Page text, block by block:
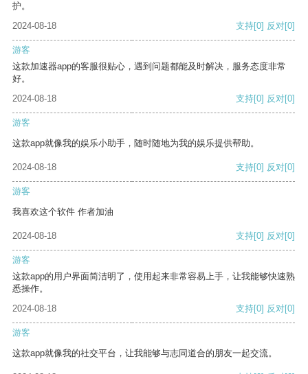
护。
2024-08-18
支持[0] 反对[0]
游客
这款加速器app的客服很贴心，遇到问题都能及时解决，服务态度非常
好。
2024-08-18
支持[0] 反对[0]
游客
这款app就像我的娱乐小助手，随时随地为我的娱乐提供帮助。
2024-08-18 支持[0] 反对[0]
游客
我喜欢这个软件 作者加油
2024-08-18 支持[0] 反对[0]
游客
这款app的用户界面简洁明了，使用起来非常容易上手，让我能够快速熟
悉操作。
2024-08-18
支持[0] 反对[0]
游客
这款app就像我的社交平台，让我能够与志同道合的朋友一起交流。